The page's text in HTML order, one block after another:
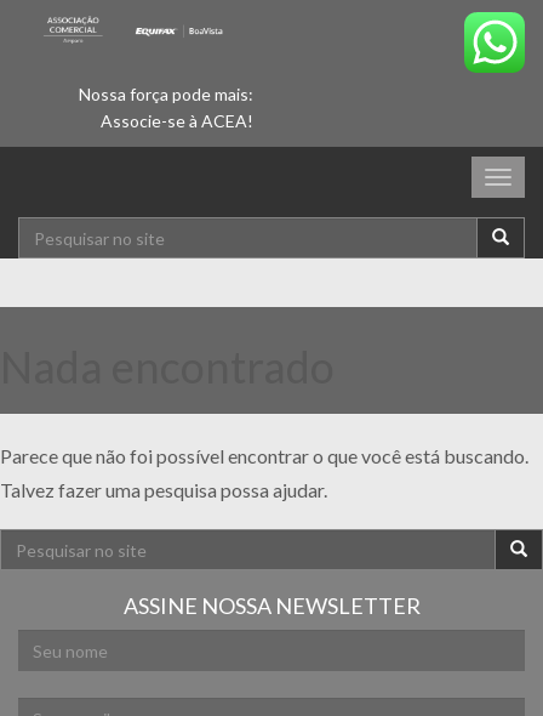
Nossa força pode mais:
Associe-se à ACEA!
Parece que não foi possível encontrar o que você está buscando.
Talvez fazer uma pesquisa possa ajudar.
ASSINE NOSSA NEWSLETTER